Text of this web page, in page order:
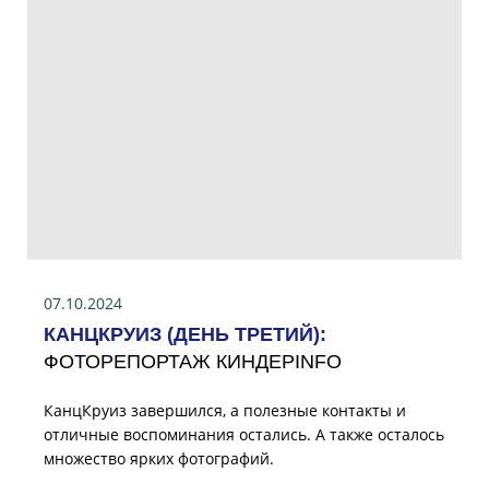
07.10.2024
КАНЦКРУИЗ (ДЕНЬ ТРЕТИЙ):
ФОТОРЕПОРТАЖ КИНДЕРINFO
КанцКруиз завершился, а полезные контакты и
отличные воспоминания остались. А также осталось
множество ярких фотографий.